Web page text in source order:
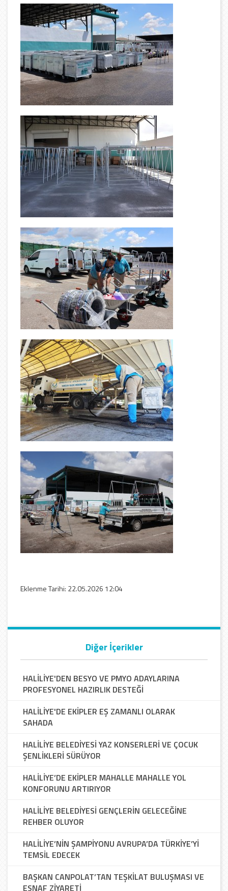
Eklenme Tarihi: 22.05.2026 12:04
Diğer İçerikler
HALİLİYE'DEN BESYO VE PMYO ADAYLARINA
PROFESYONEL HAZIRLIK DESTEĞİ
HALİLİYE'DE EKİPLER EŞ ZAMANLI OLARAK
SAHADA
HALİLİYE BELEDİYESİ YAZ KONSERLERİ VE ÇOCUK
ŞENLİKLERİ SÜRÜYOR
HALİLİYE’DE EKİPLER MAHALLE MAHALLE YOL
KONFORUNU ARTIRIYOR
HALİLİYE BELEDİYESİ GENÇLERİN GELECEĞİNE
REHBER OLUYOR
HALİLİYE’NİN ŞAMPİYONU AVRUPA’DA TÜRKİYE’Yİ
TEMSİL EDECEK
BAŞKAN CANPOLAT’TAN TEŞKİLAT BULUŞMASI VE
ESNAF ZİYARETİ